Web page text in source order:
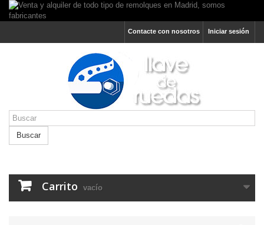
Iniciar sesión
Contacte con nosotros
Buscar
Carrito vacío